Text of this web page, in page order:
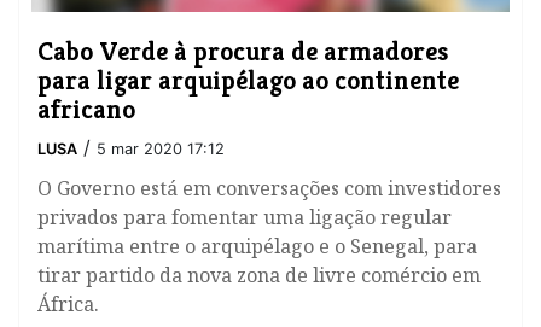
Cabo Verde à procura de armadores
para ligar arquipélago ao continente
africano
LUSA / 5 mar 2020 17:12
O Governo está em conversações com investidores
privados para fomentar uma ligação regular
marítima entre o arquipélago e o Senegal, para
tirar partido da nova zona de livre comércio em
África.